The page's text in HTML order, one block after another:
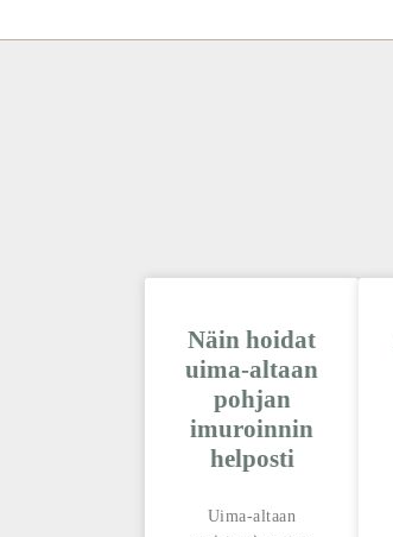
Näin hoidat
uima-altaan
pohjan
imuroinnin
helposti
Uima-altaan